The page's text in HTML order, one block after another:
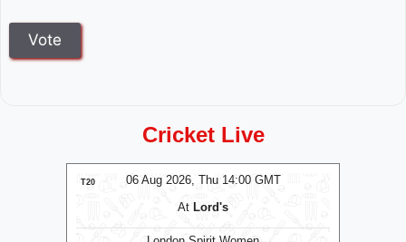
Cricket Live
06 Aug 2026, Thu 14:00 GMT
T20
At Lord's